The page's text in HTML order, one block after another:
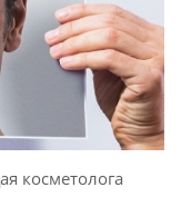
косметолога